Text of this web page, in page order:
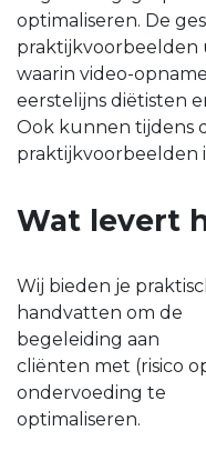
optimaliseren. De
praktijkvoorbeelden
waarin video-
eerstelijns diëtisten
Ook kunnen tijdens
praktijkvoorbeelden
Wat levert
Wij bieden je
handvatten om de
begeleiding aan
cliënten met (risico
ondervoeding te
optimaliseren.